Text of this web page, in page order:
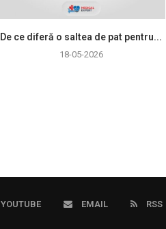
De ce diferă o saltea de pat pentru...
18-05-2026
YOUTUBE EMAIL RSS